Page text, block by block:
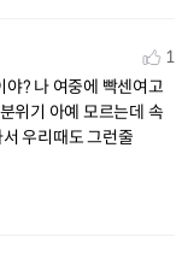
1
? 나 여중에 빡센여고
위기 아예 모르는데 속
우리때도 그런줄